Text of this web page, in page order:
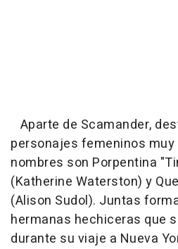
Aparte de Scamander,
personajes femeninos
nombres son Porpentina
(Katherine Waterston) y
(Alison Sudol). Juntas
hermanas hechiceras que
durante su viaje a Nueva